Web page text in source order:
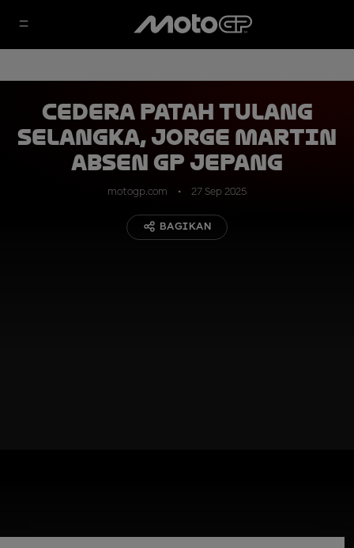
Cedera Patah Tulang
Selangka, Jorge Martin
Absen GP Jepang
motogp.com 27 Sep 2025
BAGIKAN